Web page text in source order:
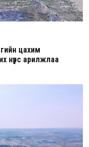
цахим
нүүрс арилжлаа